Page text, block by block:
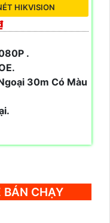
HIKVISION
.
30m Có Màu
BÁN CHẠY